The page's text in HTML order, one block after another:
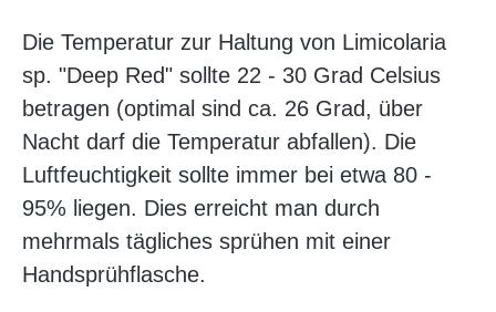
Die Temperatur zur Haltung von Limicolaria
sp. "Deep Red" sollte 22 - 30 Grad Celsius
betragen (optimal sind ca. 26 Grad, über
Nacht darf die Temperatur abfallen). Die
Luftfeuchtigkeit sollte immer bei etwa 80 -
95% liegen. Dies erreicht man durch
mehrmals tägliches sprühen mit einer
Handsprühflasche.